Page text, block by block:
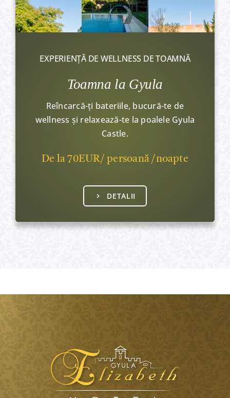
EXPERIENȚĂ DE WELLNESS DE TOAMNĂ
Toamna la Gyula
Reîncarcă-ți bateriile, bucură-te de
wellness și relaxează-te la poalele Gyula
Castle.
De la 70EUR/ persoană /noapte
DETALII